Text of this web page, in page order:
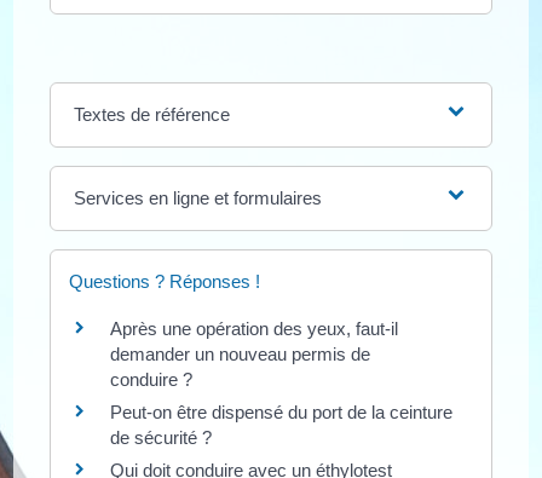
Textes de référence
Services en ligne et formulaires
Questions ? Réponses !
Après une opération des yeux, faut-il
demander un nouveau permis de
conduire ?
Peut-on être dispensé du port de la ceinture
de sécurité ?
Qui doit conduire avec un éthylotest